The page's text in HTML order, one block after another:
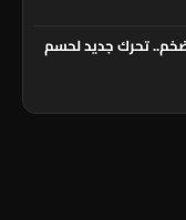
تحرك جديد لحسم